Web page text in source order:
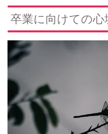
卒業に向けての心